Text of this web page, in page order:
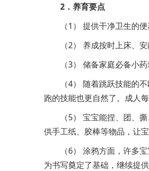
2．养育要点
（1） 提供干净卫生的
（2） 养成按时上床、
（3） 储备家庭必备小
（4） 随着跳跃技能的
跑的技能也更自然了。成人
（5） 宝宝能捏、团、
供手工纸、胶棒等物品，让
（6） 涂鸦方面，许多
为书写奠定了基础，继续提